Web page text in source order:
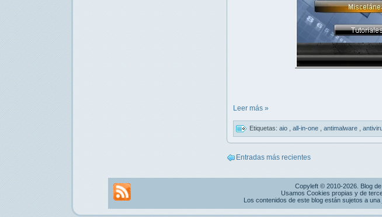
Leer más »
Etiquetas: aio all-in-one antimalware
Entradas más recientes
Copyleft © 2010-2026. Blog de
Usamos Cookies propias y de
Los contenidos de este blog están sujetos a una